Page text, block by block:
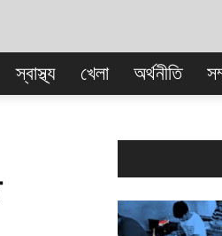
স্বাস্থ্য খেলা অর্থনীতি